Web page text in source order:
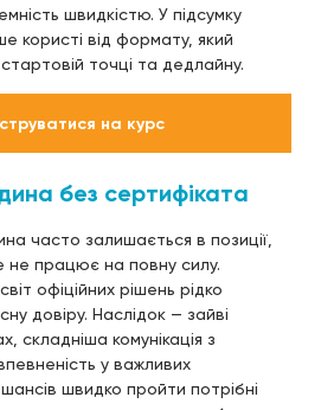
швидкістю. У підсумку
користі від формату, який
точці та дедлайну.
на курс
без сертифіката
часто залишається в позиції,
не працює на повну силу.
офіційних рішень рідко
довіру. Наслідок — зайві
складніша комунікація з
у важливих
швидко пройти потрібні